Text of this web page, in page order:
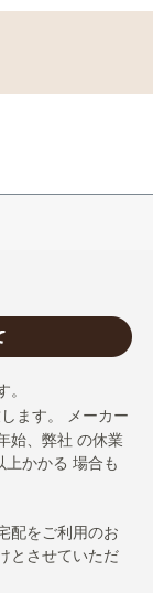
ます。 メーカー
始、弊社 の休業
上かかる 場合も
配をご利用のお
とさせていただ